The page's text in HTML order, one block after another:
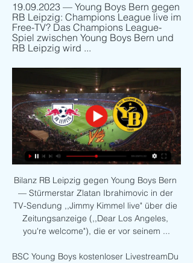
19.09.2023 — Young Boys Bern gegen
RB Leipzig: Champions League live im
Free-TV? Das Champions League-
Spiel zwischen Young Boys Bern und
RB Leipzig wird ...
Bilanz RB Leipzig gegen Young Boys Bern
— Stürmerstar Zlatan Ibrahimovic in der
TV-Sendung ,,Jimmy Kimmel live" über die
Zeitungsanzeige (,,Dear Los Angeles,
you're welcome"), die er vor seinem ...
BSC Young Boys kostenloser LivestreamDu